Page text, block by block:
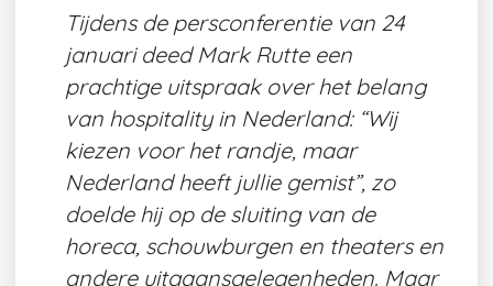
Tijdens de persconferentie van 24
januari deed Mark Rutte een
prachtige uitspraak over het belang
van hospitality in Nederland: “Wij
kiezen voor het randje, maar
Nederland heeft jullie gemist”, zo
doelde hij op de sluiting van de
horeca, schouwburgen en theaters en
andere uitgaansgelegenheden. Maar